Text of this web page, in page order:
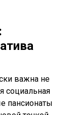
важна не
социальная
пансионаты